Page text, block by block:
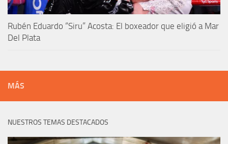
Rubén Eduardo “Siru” Acosta: El boxeador que eligió a Mar
Del Plata
MÁS
NUESTROS TEMAS DESTACADOS